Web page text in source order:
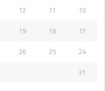
10
11
12
17
18
19
24
25
26
31